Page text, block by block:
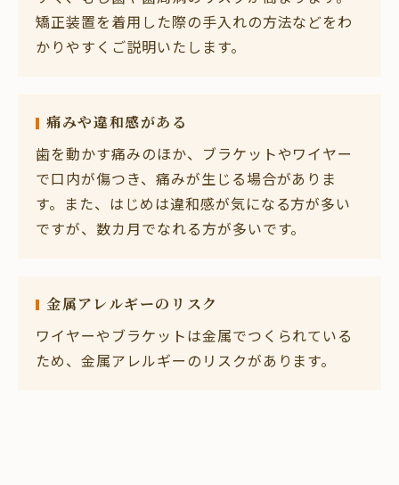
矯正装置を着用した際の手入れの方法などをわ
かりやすくご説明いたします。
痛みや違和感がある
歯を動かす痛みのほか、ブラケットやワイヤー
で口内が傷つき、痛みが生じる場合がありま
す。また、はじめは違和感が気になる方が多い
ですが、数カ月でなれる方が多いです。
金属アレルギーのリスク
ワイヤーやブラケットは金属でつくられている
ため、金属アレルギーのリスクがあります。